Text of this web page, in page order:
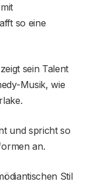
so eine
sein Talent
Musik, wie
und spricht so
an.
Stil